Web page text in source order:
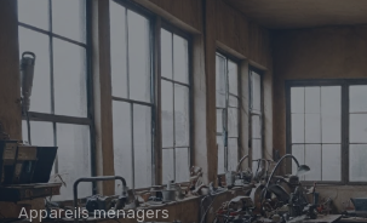
Appareils ménagers